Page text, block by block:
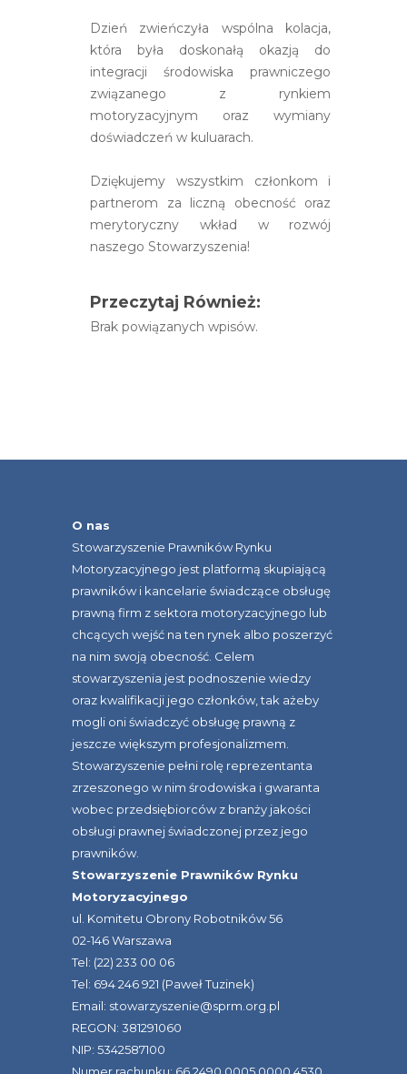
Dzień zwieńczyła wspólna kolacja,
która była doskonałą okazją do
integracji środowiska prawniczego
związanego z rynkiem
motoryzacyjnym oraz wymiany
doświadczeń w kuluarach.
Dziękujemy wszystkim członkom i
partnerom za liczną obecność oraz
merytoryczny wkład w rozwój
naszego Stowarzyszenia!
Przeczytaj Również:
Brak powiązanych wpisów.
O nas
Stowarzyszenie Prawników Rynku
Motoryzacyjnego jest platformą skupiającą
prawników i kancelarie świadczące obsługę
prawną firm z sektora motoryzacyjnego lub
chcących wejść na ten rynek albo poszerzyć
na nim swoją obecność. Celem
stowarzyszenia jest podnoszenie wiedzy
oraz kwalifikacji jego członków, tak ażeby
mogli oni świadczyć obsługę prawną z
jeszcze większym profesjonalizmem.
Stowarzyszenie pełni rolę reprezentanta
zrzeszonego w nim środowiska i gwaranta
wobec przedsiębiorców z branży jakości
obsługi prawnej świadczonej przez jego
prawników.
Stowarzyszenie Prawników Rynku
Motoryzacyjnego
ul. Komitetu Obrony Robotników 56
02-146 Warszawa
Tel: (22) 233 00 06
Tel: 694 246 921 (Paweł Tuzinek)
Email: stowarzyszenie@sprm.org.pl
REGON: 381291060
NIP: 5342587100